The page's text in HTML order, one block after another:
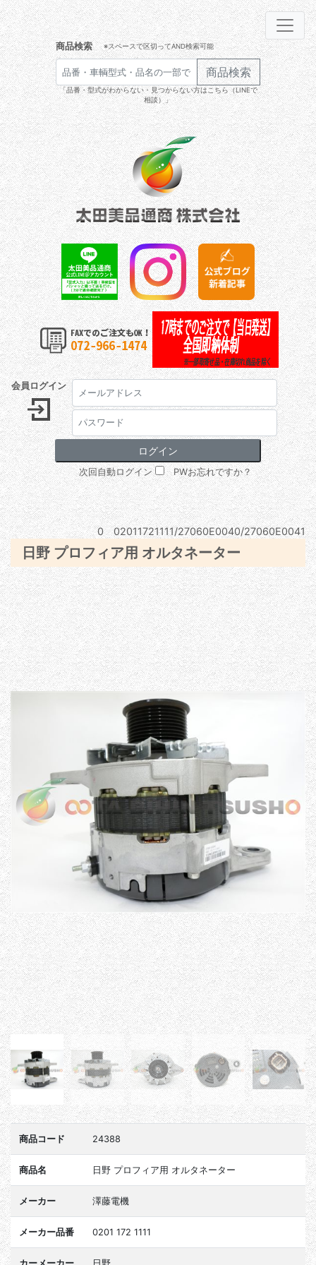
商品検索 ※スペースで区切ってAND検索可能
商品検索
「品番・型式がわからない・見つからない方はこちら（LINEで
相談）」
会員ログイン
次回自動ログイン PWお忘れですか？
0 02011721111/27060E0040/27060E0041
日野 プロフィア用 オルタネーター
商品コード 24388
商品名 日野 プロフィア用 オルタネーター
メーカー 澤藤電機
メーカー品番 0201 172 1111